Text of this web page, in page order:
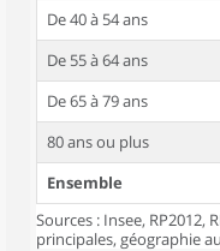
De 40 à 54 ans
De 55 à 64 ans
De 65 à 79 ans
80 ans ou plus
Ensemble
Sources : Insee, RP2012,
principales, géographie